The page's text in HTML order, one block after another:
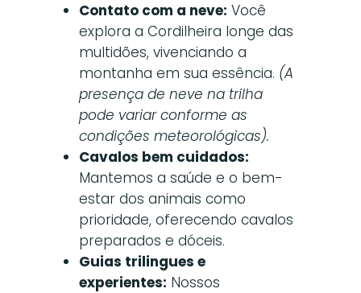
Contato com a neve: Você
explora a Cordilheira longe das
multidões, vivenciando a
montanha em sua essência. (A
presença de neve na trilha
pode variar conforme as
condições meteorológicas).
Cavalos bem cuidados:
Mantemos a saúde e o bem-
estar dos animais como
prioridade, oferecendo cavalos
preparados e dóceis.
Guias trilingues e
experientes: Nossos